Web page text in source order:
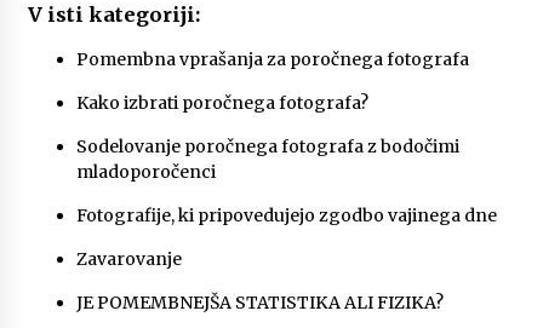
V isti kategoriji:
Pomembna vprašanja za poročnega fotografa
Kako izbrati poročnega fotografa?
Sodelovanje poročnega fotografa z bodočimi
mladoporočenci
Fotografije, ki pripovedujejo zgodbo vajinega dne
Zavarovanje
JE POMEMBNEJŠA STATISTIKA ALI FIZIKA?